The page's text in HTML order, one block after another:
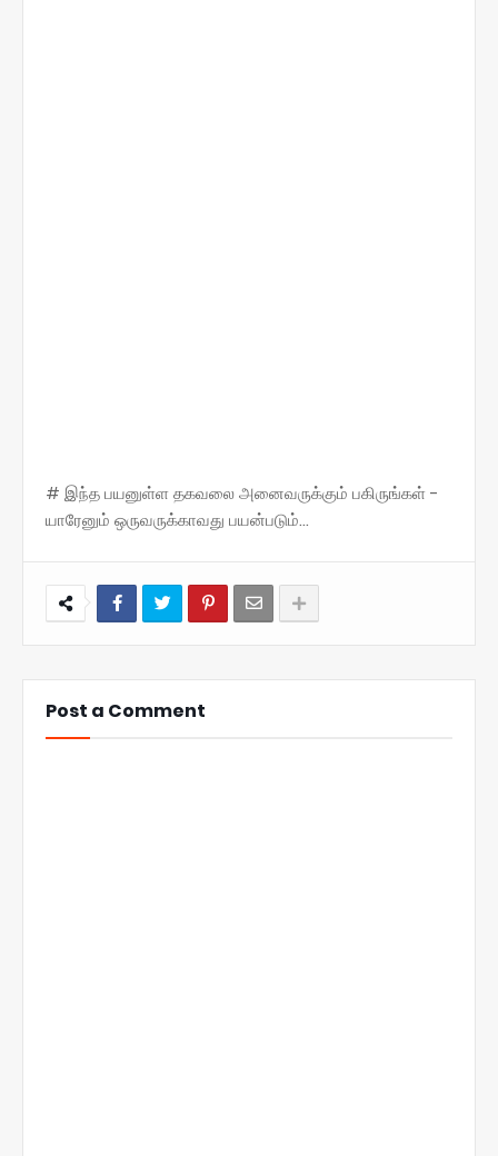
# இந்த பயனுள்ள தகவலை அனைவருக்கும் பகிருங்கள் -
யாரேனும் ஒருவருக்காவது பயன்படும்...
Post a Comment